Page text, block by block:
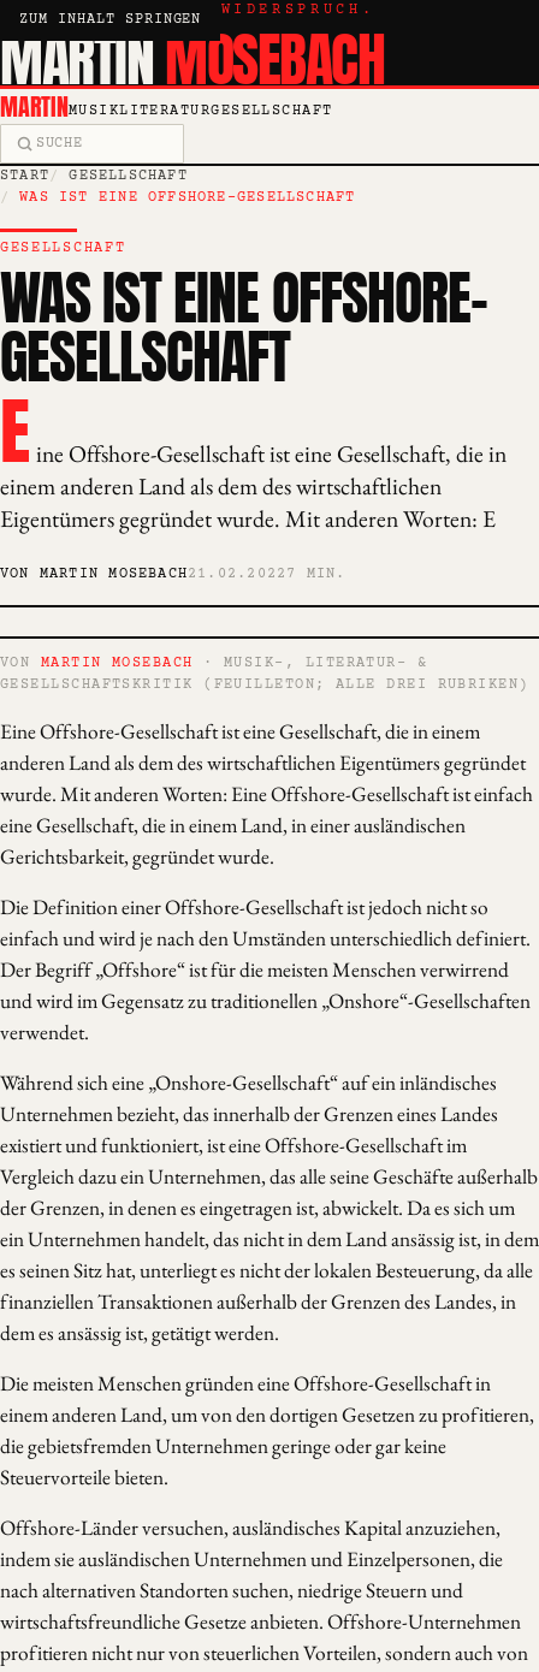
ZUM INHALT SPRINGEN
KRITIK, ESSAY, WIDERSPRUCH.
MARTINMOSEBACH
MARTINMUSIKLITERATURGESELLSCHAFT
Suche
START
GESELLSCHAFT
WAS IST EINE OFFSHORE-GESELLSCHAFT
GESELLSCHAFT
WAS IST EINE OFFSHORE-
GESELLSCHAFT
E ine Offshore-Gesellschaft ist eine Gesellschaft, die in
einem anderen Land als dem des wirtschaftlichen
Eigentümers gegründet wurde. Mit anderen Worten: E
VON MARTIN MOSEBACH21.02.2022 7 MIN.
VON MARTIN MOSEBACH
· MUSIK-, LITERATUR- &
GESELLSCHAFTSKRITIK (FEUILLETON; ALLE DREI RUBRIKEN)
Eine Offshore-Gesellschaft ist eine Gesellschaft, die in einem
anderen Land als dem des wirtschaftlichen Eigentümers gegründet
wurde. Mit anderen Worten: Eine Offshore-Gesellschaft ist einfach
eine Gesellschaft, die in einem Land, in einer ausländischen
Gerichtsbarkeit, gegründet wurde.
Die Definition einer Offshore-Gesellschaft ist jedoch nicht so
einfach und wird je nach den Umständen unterschiedlich definiert.
Der Begriff „Offshore“ ist für die meisten Menschen verwirrend
und wird im Gegensatz zu traditionellen „Onshore“-Gesellschaften
verwendet.
Während sich eine „Onshore-Gesellschaft“ auf ein inländisches
Unternehmen bezieht, das innerhalb der Grenzen eines Landes
existiert und funktioniert, ist eine Offshore-Gesellschaft im
Vergleich dazu ein Unternehmen, das alle seine Geschäfte außerhalb
der Grenzen, in denen es eingetragen ist, abwickelt. Da es sich um
ein Unternehmen handelt, das nicht in dem Land ansässig ist, in dem
es seinen Sitz hat, unterliegt es nicht der lokalen Besteuerung, da alle
finanziellen Transaktionen außerhalb der Grenzen des Landes, in
dem es ansässig ist, getätigt werden.
Die meisten Menschen gründen eine Offshore-Gesellschaft in
einem anderen Land, um von den dortigen Gesetzen zu profitieren,
die gebietsfremden Unternehmen geringe oder gar keine
Steuervorteile bieten.
Offshore-Länder versuchen, ausländisches Kapital anzuziehen,
indem sie ausländischen Unternehmen und Einzelpersonen, die
nach alternativen Standorten suchen, niedrige Steuern und
wirtschaftsfreundliche Gesetze anbieten. Offshore-Unternehmen
profitieren nicht nur von steuerlichen Vorteilen, sondern auch von